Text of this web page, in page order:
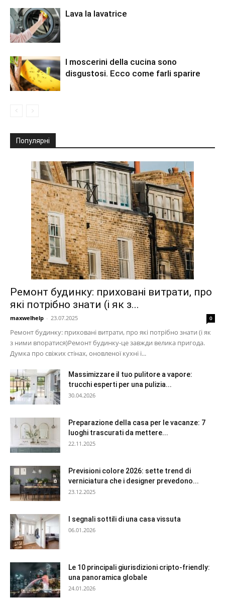
Lava la lavatrice
I moscerini della cucina sono
disgustosi. Ecco come farli sparire
Популярні
Ремонт будинку: приховані витрати, про
які потрібно знати (і як з...
maxwelhelp - 23.07.2025 0
Ремонт будинку: приховані витрати, про які потрібно знати (і як
з ними впоратися)Ремонт будинку-це завжди велика пригода.
Думка про свіжих стінах, оновленої кухні і...
Massimizzare il tuo pulitore a vapore:
trucchi esperti per una pulizia...
30.04.2026
Preparazione della casa per le vacanze: 7
luoghi trascurati da mettere...
22.11.2025
Previsioni colore 2026: sette trend di
verniciatura che i designer prevedono...
23.12.2025
I segnali sottili di una casa vissuta
06.01.2026
Le 10 principali giurisdizioni cripto-friendly:
una panoramica globale
24.01.2026